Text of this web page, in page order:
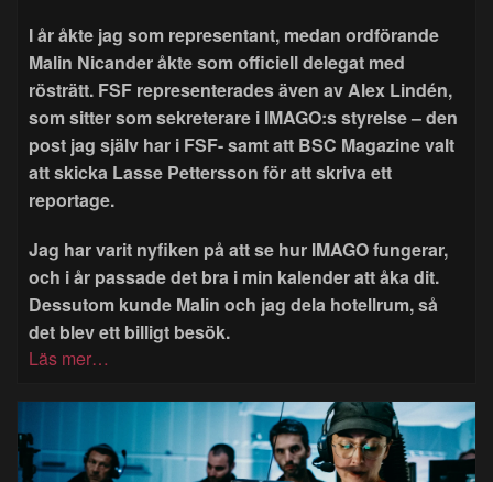
I år åkte jag som representant, medan ordförande
Malin Nicander åkte som officiell delegat med
rösträtt. FSF representerades även av Alex Lindén,
som sitter som sekreterare i IMAGO:s styrelse – den
post jag själv har i FSF- samt att BSC Magazine valt
att skicka Lasse Pettersson för att skriva ett
reportage.
Jag har varit nyfiken på att se hur IMAGO fungerar,
och i år passade det bra i min kalender att åka dit.
Dessutom kunde Malin och jag dela hotellrum, så
det blev ett billigt besök.
Läs mer…